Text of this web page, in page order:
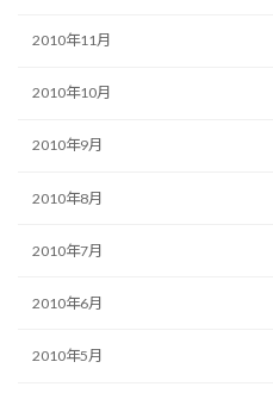
2010年11月
2010年10月
2010年9月
2010年8月
2010年7月
2010年6月
2010年5月